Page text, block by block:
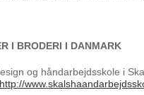
I BRODERI I DANMARK
og håndarbejdsskole i
http://